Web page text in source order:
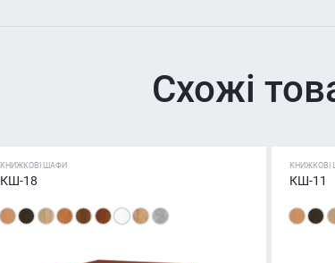
Схожі
КНИЖКОВІ ШАФИ
КШ-18
КНИЖКОВІ
КШ-11